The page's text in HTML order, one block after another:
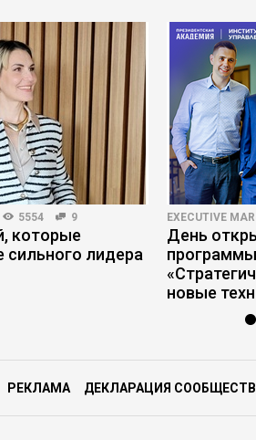
5554 9
которые
лидера
EXECUTIVE
День
новые
РЕКЛАМА ДЕКЛАРАЦИЯ